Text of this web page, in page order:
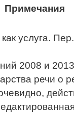
Примечания
услуга.
2008 и
речи о